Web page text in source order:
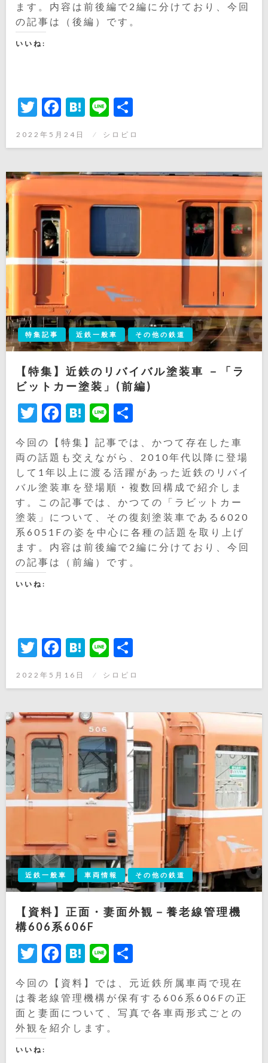
ます。内容は前後編で2編に分けており、今回
の記事は（後編）です。
いいね:
Twitter
Facebook
Hatena
Line
有
投
日:
2022年5月24日 シロピロ
特集記事 近鉄一般車 その他の鉄道
【特集】近鉄のリバイバル塗装車 －「ラ
ビットカー塗装」(前編)
Twitter
Facebook
Hatena
Line
今回の【特集】記事では、かつて存在した車
両の話題も交えながら、2010年代以降に登場
して1年以上に渡る活躍があった近鉄のリバイ
バル塗装車を登場順・複数回構成で紹介しま
す。この記事では、かつての「ラビットカー
塗装」について、その復刻塗装車である6020
系6051Fの姿を中心に各種の話題を取り上げ
ます。内容は前後編で2編に分けており、今回
の記事は（前編）です。
いいね:
Twitter
Facebook
Hatena
Line
投
日:
2022年5月16日 シロピロ
近鉄一般車 車両情報 その他の鉄道
【資料】正面・妻面外観－養老線管理機
構606系606F
Twitter
Facebook
Hatena
Line
今回の【資料】では、元近鉄所属車両で現在
は養老線管理機構が保有する606系606Fの正
面と妻面について、写真で各車両形式ごとの
外観を紹介します。
いいね: